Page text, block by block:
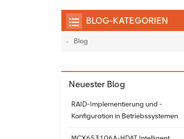
BLOG-KATEGORIEN
Blog
Neuester Blog
RAID-Implementierung und -
Konfiguration in Betriebssystemen